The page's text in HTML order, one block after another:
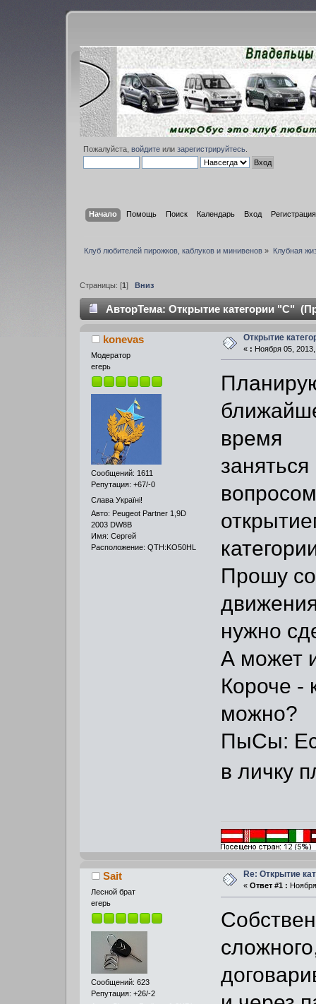
Пожалуйста,войдите илизарегистрируйтесь
Начало Помощь Поиск Календарь Вход Регистрация
Клуб любителей пирожков, каблуков и минивенов » Клубная
Страницы: [1] Вниз
АвторТема: Открытие категории "С"
konevas
Модератор
егерь
Сообщений: 1611
Репутация: +67/-0
Слава Україні!
Авто: Peugeot Partner 1,9D
2003 DW8B
Имя: Сергей
Расположение: QTH:KO50HL
Открытие
« : Ноября 05,
время
заняться
Прошу
нужно
А может
Короче -
можно?
ПыСы:
в личку
Sait
Лесной брат
егерь
Сообщений: 623
Репутация: +26/-2
Re: Открытие
« Ответ #1 :